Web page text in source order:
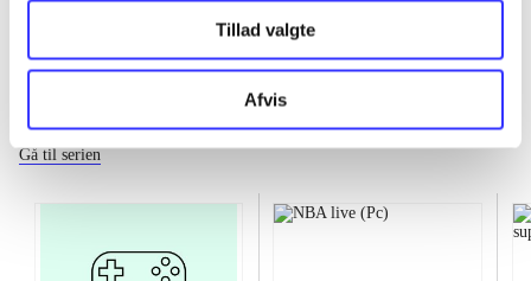
Tillad valgte
Afvis
Gå til serien